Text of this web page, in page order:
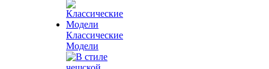
Классические
Модели